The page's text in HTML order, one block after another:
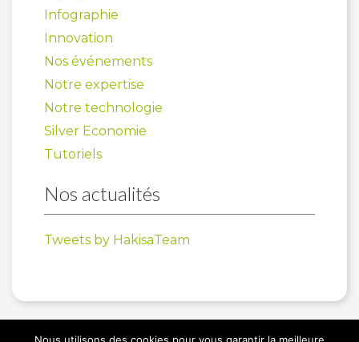
Infographie
Innovation
Nos événements
Notre expertise
Notre technologie
Silver Economie
Tutoriels
Nos actualités
Tweets by HakisaTeam